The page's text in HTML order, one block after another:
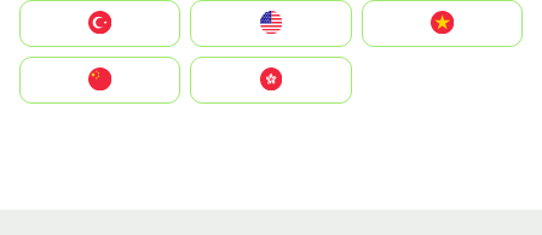
United States
中國香港特別行政區